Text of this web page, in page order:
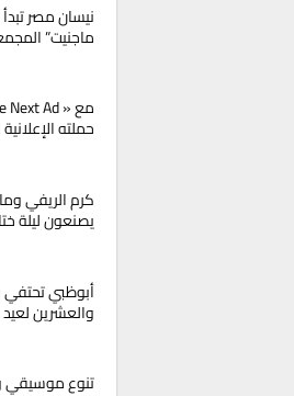
نيسان مصر
ماجنيت”
حملته
كرم الريفي
يصنعون ليلة
أبوظبي تحتفي
والعشرين
تنوع